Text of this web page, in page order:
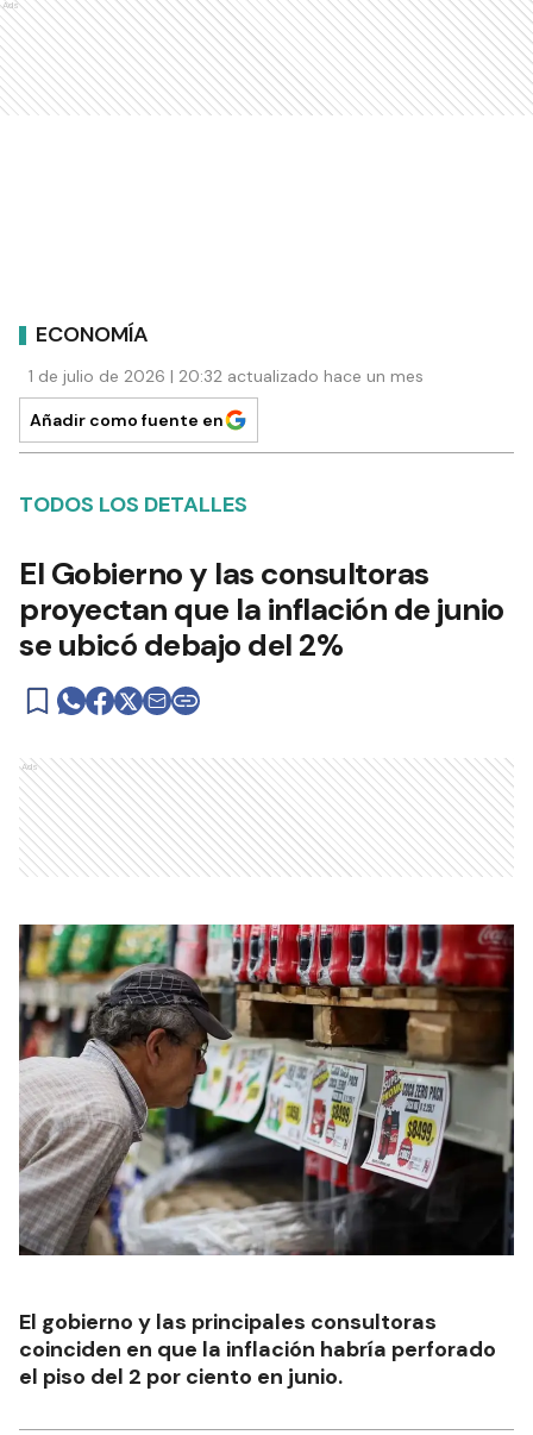
Ads
ECONOMÍA
1 de julio de 2026 | 20:32 actualizado hace un mes
Añadir como fuente en
TODOS LOS DETALLES
El Gobierno y las consultoras
proyectan que la inflación de junio
se ubicó debajo del 2%
Ads
El gobierno y las principales consultoras
coinciden en que la inflación habría perforado
el piso del 2 por ciento en junio.